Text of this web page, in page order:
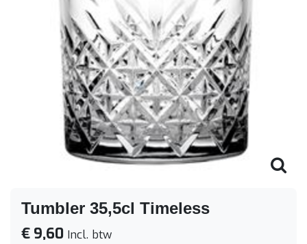
Tumbler 35,5cl Timeless
€ 9,60 Incl. btw